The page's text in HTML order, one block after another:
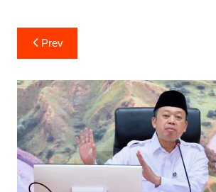
Navigasi
pos
Prev